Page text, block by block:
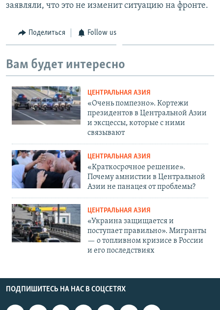
заявляли, что это не изменит ситуацию на фронте.
Поделиться Follow us
Вам будет интересно
ЦЕНТРАЛЬНАЯ АЗИЯ
«Очень помпезно». Кортежи
президентов в Центральной Азии
и эксцессы, которые с ними
связывают
ЦЕНТРАЛЬНАЯ АЗИЯ
«Краткосрочное решение».
Почему амнистии в Центральной
Азии не панацея от проблемы?
ЦЕНТРАЛЬНАЯ АЗИЯ
«Украина защищается и
поступает правильно». Мигранты
— о топливном кризисе в России
и его последствиях
ПОДПИШИТЕСЬ НА НАС В СОЦСЕТЯХ